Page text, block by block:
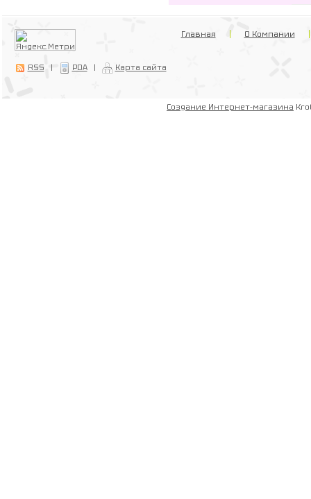
RSS | PDA | Карта сайта
Главная О Компании
Создание Интернет-магазина